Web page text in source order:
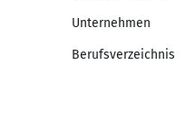
Unternehmen
Berufsverzeichnis